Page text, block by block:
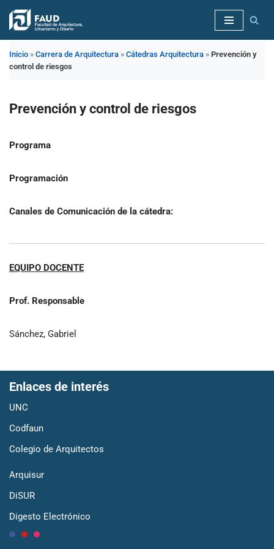
Saltar
contenido
Inicio » Carrera de Arquitectura » Cátedras Arquitectura » Prevención y
control de riesgos
Prevención y control de riesgos
Programa
Programación
Canales de Comunicación de la cátedra:
EQUIPO DOCENTE
Prof. Responsable
Sánchez, Gabriel
Enlaces de interés
UNC
Codfaun
Colegio de Arquitectos
Arquisur
DiSUR
Digesto Electrónico